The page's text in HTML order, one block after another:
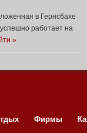
в Гернсбахе
работает на
»
Фирмы